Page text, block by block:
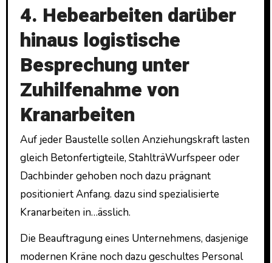
4. Hebearbeiten darüber
hinaus logistische
Besprechung unter
Zuhilfenahme von
Kranarbeiten
Auf jeder Baustelle sollen Anziehungskraft lasten
gleich Betonfertigteile, StahlträWurfspeer oder
Dachbinder gehoben noch dazu prägnant
positioniert Anfang. dazu sind spezialisierte
Kranarbeiten in…ässlich.
Die Beauftragung eines Unternehmens, dasjenige
modernen Kräne noch dazu geschultes Personal